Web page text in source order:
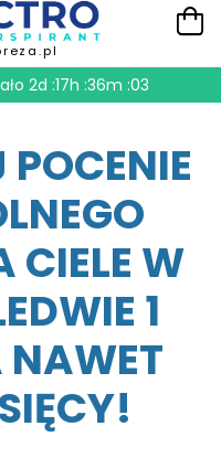
2d :17h :36m :01
CIELE W
1